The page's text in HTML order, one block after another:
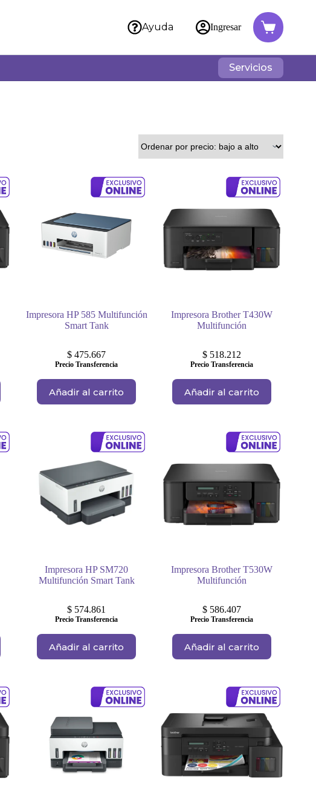
Ayuda Ingresar
Servicios
Impresora HP 585 Multifunción
Smart Tank
$ 475.667
Precio Transferencia
Añadir al carrito
Impresora Brother T430W
Multifunción
$ 518.212
Precio Transferencia
Añadir al carrito
Impresora HP SM720
Multifunción Smart Tank
$ 574.861
Precio Transferencia
Añadir al carrito
Impresora Brother T530W
Multifunción
$ 586.407
Precio Transferencia
Añadir al carrito